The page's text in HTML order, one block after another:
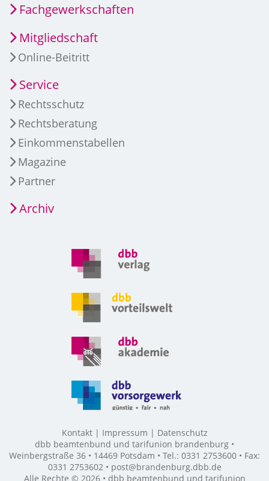
Fachgewerkschaften
Mitgliedschaft
Online-Beitritt
Service
Rechtsschutz
Rechtsberatung
Einkommenstabellen
Magazine
Partner
Archiv
Kontakt Impressum
Datenschutz
dbb beamtenbund und tarifunion brandenburg •
Weinbergstraße 36 • 14469 Potsdam • Tel.: 0331 2753600 • Fax:
0331 2753602 • post@brandenburg.dbb.de
Alle Rechte © 2026 • dbb beamtenbund und tarifunion